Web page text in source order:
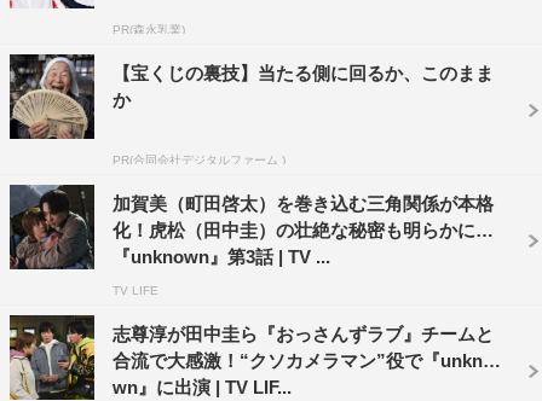
きなり高畑の演技に惑わされたメンバーが「えーーー!?」
と絶叫する事態に。一方、町田も吉田のプレッシャー発言
に「下手したら公開処刑になる…（笑）」とアタフタし始
め…。
顔」。ここではなんと田中VS吉田の責任なすりつけあい
バトルがぼっ発!? さらに、3回戦のお題「ヤバい」で
は差し入れしよう」と提案した言い出しっぺの田中が、演
技迷子に陥って、とうとうぶっ壊れてしまう…!? 演技達
者な5人をも悩ませるシチュエーションの連続に爆笑必至
PR(森永乳業)
【宝くじの裏技】当たる側に回るか、このまま
か
PR(合同会社デジタルファーム )
加賀美（町田啓太）を巻き込む三角関係が本格
化！虎松（田中圭）の壮絶な秘密も明らかに…
『unknown』第3話 | TV ...
TV LIFE
志尊淳が田中圭ら『おっさんずラブ』チームと
合流で大感激！“クソカメラマン”役で『unkno
wn』に出演 | TV LIF...